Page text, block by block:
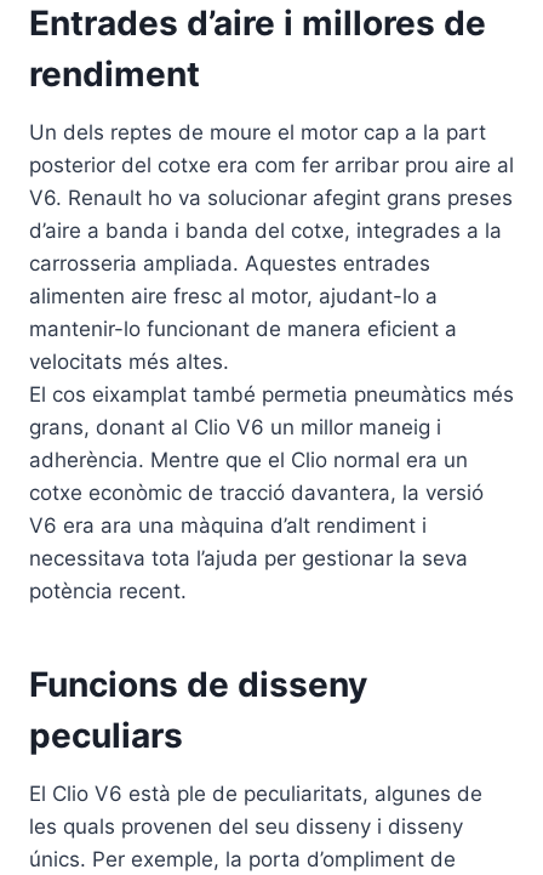
Entrades d’aire i millores de
rendiment
Un dels reptes de moure el motor cap a la part
posterior del cotxe era com fer arribar prou aire al
V6. Renault ho va solucionar afegint grans preses
d’aire a banda i banda del cotxe, integrades a la
carrosseria ampliada. Aquestes entrades
alimenten aire fresc al motor, ajudant-lo a
mantenir-lo funcionant de manera eficient a
velocitats més altes.
El cos eixamplat també permetia pneumàtics més
grans, donant al Clio V6 un millor maneig i
adherència. Mentre que el Clio normal era un
cotxe econòmic de tracció davantera, la versió
V6 era ara una màquina d’alt rendiment i
necessitava tota l’ajuda per gestionar la seva
potència recent.
Funcions de disseny
peculiars
El Clio V6 està ple de peculiaritats, algunes de
les quals provenen del seu disseny i disseny
únics. Per exemple, la porta d’ompliment de